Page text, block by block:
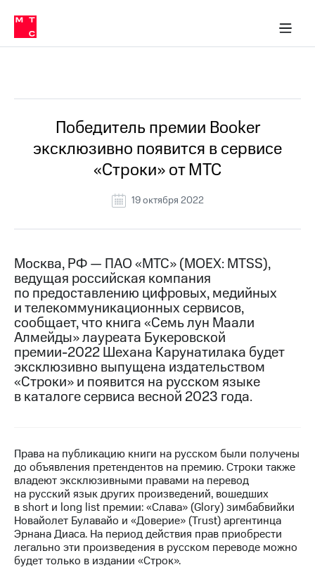
Медиа-центр
и акционерам
Устойчивое развитие
Комплаенс и деловая этика
компании
Карьера
История
компании
Руководство
информация
Контакты
Медиа-центр
Пресс-
релизы
МТС
о технологиях
Достижения
Интервью
отчетность
Контакты
Пригласить
спикера
и акционерам
Корпоративное
управление
в МТС
Пресс-
релизы
о технологиях
Победитель премии Booker
эксклюзивно появится в сервисе
«Строки» от МТС
19 октября 2022
Москва, РФ — ПАО «МТС» (MOEX: MTSS),
ведущая российская компания
по предоставлению цифровых, медийных
и телекоммуникационных сервисов,
сообщает, что книга «Семь лун Маали
Алмейды» лауреата Букеровской
премии-2022 Шехана Карунатилака будет
эксклюзивно выпущена издательством
«Строки» и появится на русском языке
в каталоге сервиса весной 2023 года.
Права на публикацию книги на русском были получены
до объявления претендентов на премию. Строки также
владеют эксклюзивными правами на перевод
на русский язык других произведений, вошедших
в short и long list премии: «Слава» (Glory) зимбабвийки
Новайолет Булавайо и «Доверие» (Trust) аргентинца
Эрнана Диаса. На период действия прав приобрести
легально эти произведения в русском переводе можно
будет только в издании «Строк».